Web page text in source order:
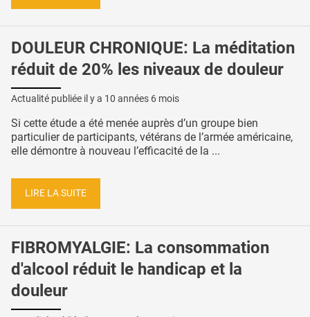
DOULEUR CHRONIQUE: La méditation
réduit de 20% les niveaux de douleur
Actualité publiée il y a 10 années 6 mois
Si cette étude a été menée auprès d’un groupe bien
particulier de participants, vétérans de l’armée américaine,
elle démontre à nouveau l’efficacité de la ...
LIRE LA SUITE
FIBROMYALGIE: La consommation
d'alcool réduit le handicap et la
douleur